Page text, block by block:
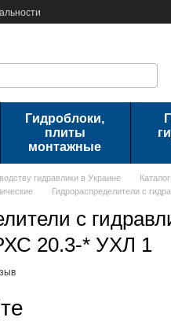
Гидроблоки,
плиты
монтажные
гидравлики в Украине Каталог
Гидрораспределители с
с
20.3-* УХЛ 1